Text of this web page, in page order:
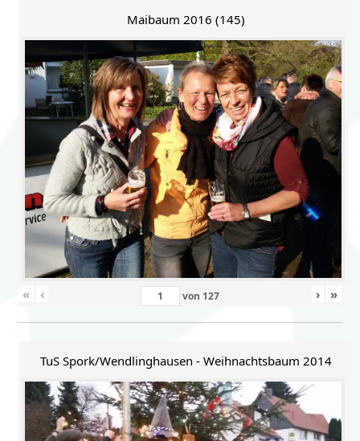
Maibaum 2016 (145)
« ‹ von 127 › »
TuS Spork/Wendlinghausen - Weihnachtsbaum 2014